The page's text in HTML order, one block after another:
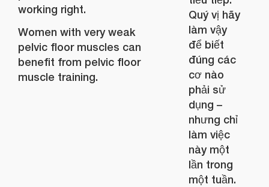
working right.
Women with very weak
pelvic floor muscles can
benefit from pelvic floor
muscle training.
Quý vị hãy
làm vậy
để biết
đúng các
cơ nào
phải sử
dụng –
nhưng chỉ
làm việc
này một
lần trong
một tuần.